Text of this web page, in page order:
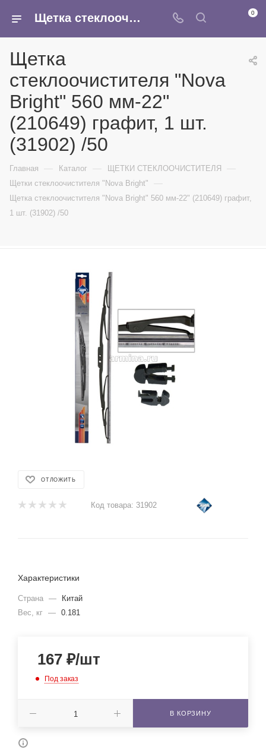
Щетка стеклоочистителя "Nova Bright" 560 мм-22" (210649) графит, 1 шт. (31902) /50 - купить в интернет-магазине Армина 0
Щетка
стеклоочистителя "Nova
Bright" 560 мм-22"
(210649) графит, 1 шт.
(31902) /50
Главная — Каталог — ЩЕТКИ СТЕКЛООЧИСТИТЕЛЯ —
Щетки стеклоочистителя "Nova Bright" —
Щетка стеклоочистителя "Nova Bright" 560 мм-22" (210649) графит,
1 шт. (31902) /50
ОТЛОЖИТЬ
Код товара: 31902
Характеристики
Страна —
Китай
Вес, кг — 0.181
167 ₽/шт
Под заказ
В КОРЗИНУ